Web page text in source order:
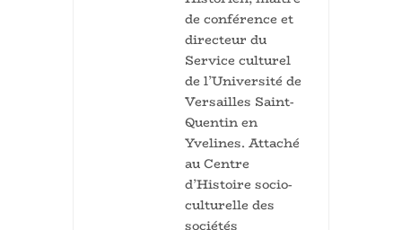
de conférence et
directeur du
Service culturel
de l’Université de
Versailles Saint-
Quentin en
Yvelines. Attaché
au Centre
d’Histoire socio-
culturelle des
sociétés